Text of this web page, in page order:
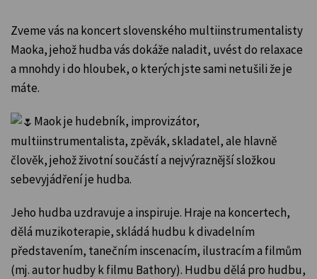
Zveme vás na koncert slovenského multiinstrumentalisty
Maoka, jehož hudba vás dokáže naladit, uvést do relaxace
a mnohdy i do hloubek, o kterých jste sami netušili že je
máte.
Maok je hudebník, improvizátor,
multiinstrumentalista, zpěvák, skladatel, ale hlavně
člověk, jehož životní součástí a nejvýraznější složkou
sebevyjádření je hudba.
Jeho hudba uzdravuje a inspiruje. Hraje na koncertech,
dělá muzikoterapie, skládá hudbu k divadelním
představením, tanečním inscenacím, ilustracím a filmům
(mj. autor hudby k filmu Bathory). Hudbu dělá pro hudbu,